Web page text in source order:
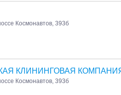
Космонавтов, 393б
КЛИНИНГОВАЯ
Космонавтов, 393б